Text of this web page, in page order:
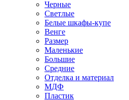
Черные
Светлые
Белые шкафы-купе
Венге
Размер
Маленькие
Большие
Средние
Отделка и материал
МДФ
Пластик